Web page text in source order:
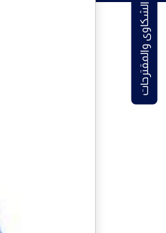
الشكاوى والمقترحات